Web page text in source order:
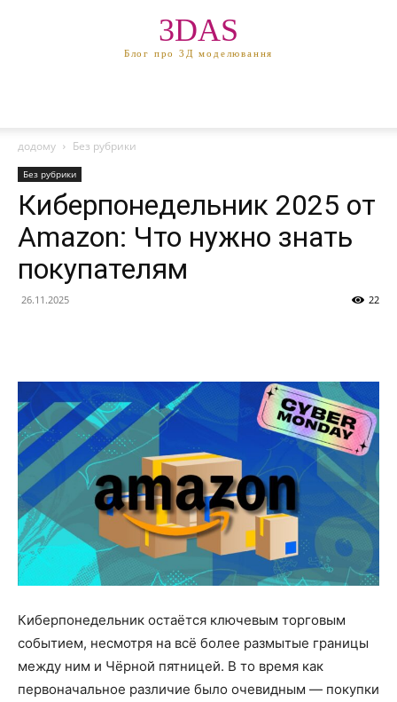
3DAS
Блог про 3Д моделювання
додому Без рубрики
Без рубрики
Киберпонедельник 2025 от
Amazon: Что нужно знать
покупателям
26.11.2025 22
Киберпонедельник остаётся ключевым торговым
событием, несмотря на всё более размытые границы
между ним и Чёрной пятницей. В то время как
первоначальное различие было очевидным — покупки